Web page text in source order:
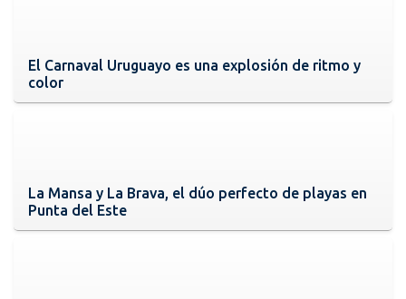
El Carnaval Uruguayo es una explosión de ritmo y
color
La Mansa y La Brava, el dúo perfecto de playas en
Punta del Este